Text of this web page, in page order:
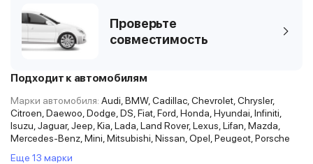
Проверьте
совместимость
Подходит к автомобилям
Марки автомобиля: Audi, BMW, Cadillac, Chevrolet, Chrysler,
Citroen, Daewoo, Dodge, DS, Fiat, Ford, Honda, Hyundai, Infiniti,
Isuzu, Jaguar, Jeep, Kia, Lada, Land Rover, Lexus, Lifan, Mazda,
Mercedes-Benz, Mini, Mitsubishi, Nissan, Opel, Peugeot, Porsche
Еще 13 марки